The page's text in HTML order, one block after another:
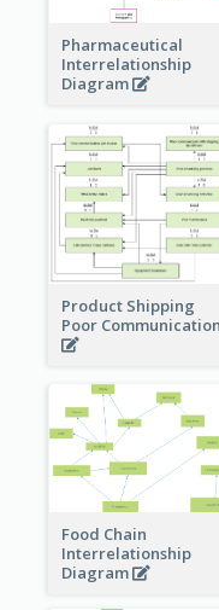
Pharmaceutical
Interrelationship
Diagram
Product Shipping
Poor Communication
Food Chain
Interrelationship
Diagram